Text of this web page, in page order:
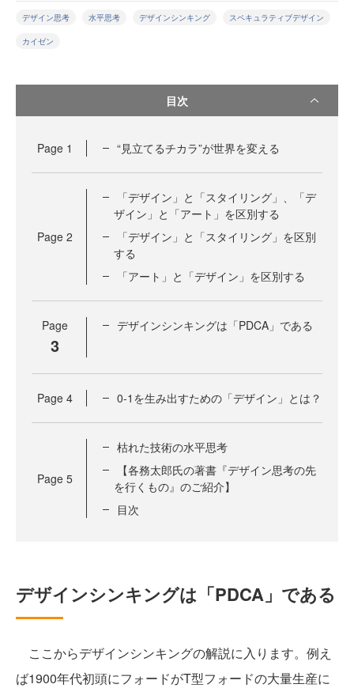
デザイン思考 水平思考 デザインシンキング スペキュラティブデザイン
カイゼン
目次
Page 1 “見立てるチカラ”が世界を変える
Page 2
「デザイン」と「スタイリング」、「デ
ザイン」と「アート」を区別する
「デザイン」と「スタイリング」を区別
する
「アート」と「デザイン」を区別する
Page
3
デザインシンキングは「PDCA」である
Page 4 0-1を生み出すための「デザイン」とは？
Page 5
枯れた技術の水平思考
【各務太郎氏の著書『デザイン思考の先
を行くもの』のご紹介】
目次
デザインシンキングは「PDCA」である
ここからデザインシンキングの解説に入ります。例え
ば1900年代初頭にフォードがT型フォードの大量生産に